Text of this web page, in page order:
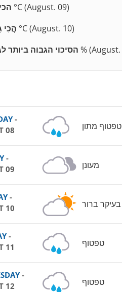
4 °C (August. 09)
הֲכִי 15 °C (August. 10)
הסיכוי הגבוה ביותר 37 %
-
08
טפטוף מתון
-
09
מעונן
-
10
בעיקר ברור
-
11
טפטוף
-
12
טפטוף